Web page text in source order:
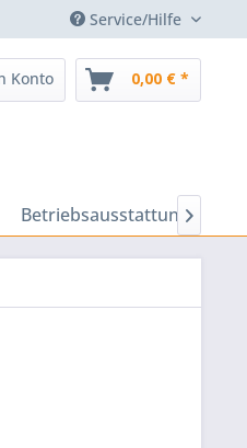
Service/Hilfe
Konto 0,00 € *
Betriebsausstattung